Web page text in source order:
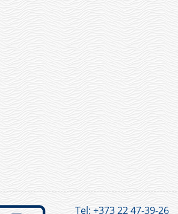
Tel: +373 22 47-39-26